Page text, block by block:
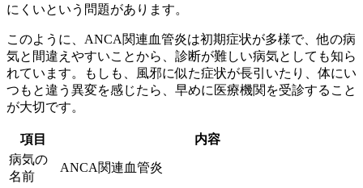
にくいという問題があります。
このように、ANCA関連血管炎は初期症状が多様で、他の病
気と間違えやすいことから、診断が難しい病気としても知ら
れています。もしも、風邪に似た症状が長引いたり、体にい
つもと違う異変を感じたら、早めに医療機関を受診すること
が大切です。
項目
内容
病気の
名前
ANCA関連血管炎